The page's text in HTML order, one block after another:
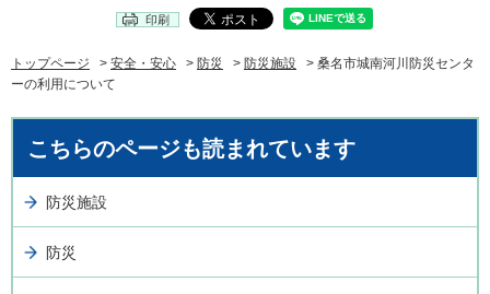
印刷
トップページ > 安全・安心 > 防災 > 防災施設
> 桑名市城南河川防災センタ
ーの利用について
こちらのページも読まれています
防災施設
防災